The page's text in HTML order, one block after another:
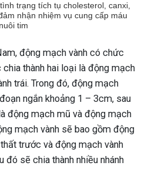
trạng tích tụ cholesterol, canxi,
nhận nhiệm vụ cung cấp máu
nuôi tim
động mạch vành có chức
thành hai loại là động mạch
trái. Trong đó, động mạch
ngắn khoảng 1 – 3cm, sau
động mạch mũ và động mạch
mạch vành sẽ bao gồm động
trước và động mạch vành
đó sẽ chia thành nhiều nhánh